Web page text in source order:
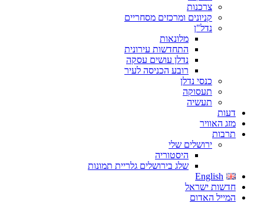
צרכנות
קניונים ומרכזים מסחריים
נדל"ן
מלונאות
התחדשות עירונית
נדלן עושים עסקה
רובע הכניסה לעיר
כנסי נדלן
תעסוקה
תעשיה
דעות
מזג האוויר
תרבות
ירושלים שלי
היסטוריה
שלג בירושלים גלריית תמונות
English
חדשות ישראל
המייל האדום